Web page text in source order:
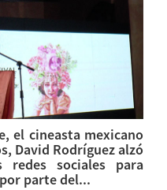
el cineasta mexicano
David Rodríguez alzó
sociales para
parte del...